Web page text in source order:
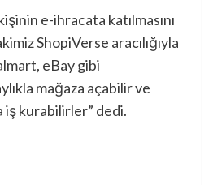
e-ihracata katılmasını
ShopiVerse aracılığıyla
eBay gibi
mağaza açabilir ve
iş kurabilirler” dedi.